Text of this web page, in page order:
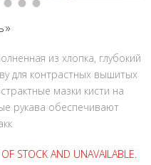
из хлопка, глубокий
для контрастных вышитых
мазки кисти на
рукава обеспечивают
STOCK AND UNAVAILABLE.